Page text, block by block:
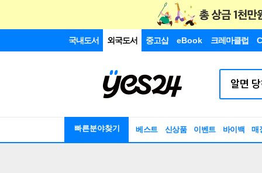
국내도서 외국도서 중고샵 eBook 크레마클럽
빠른분야찾기 베스트 신상품 이벤트 바이백 매